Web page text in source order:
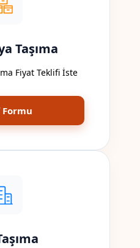
Taşıma
Fiyat Teklifi İste